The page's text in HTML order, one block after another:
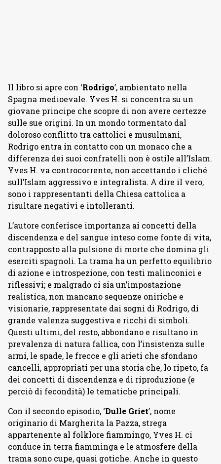
Il libro si apre con ‘Rodrigo’, ambientato nella
Spagna medioevale. Yves H. si concentra su un
giovane principe che scopre di non avere certezze
sulle sue origini. In un mondo tormentato dal
doloroso conflitto tra cattolici e musulmani,
Rodrigo entra in contatto con un monaco che a
differenza dei suoi confratelli non è ostile all’Islam.
Yves H. va controcorrente, non accettando i cliché
sull’Islam aggressivo e integralista. A dire il vero,
sono i rappresentanti della Chiesa cattolica a
risultare negativi e intolleranti.
L’autore conferisce importanza ai concetti della
discendenza e del sangue inteso come fonte di vita,
contrapposto alla pulsione di morte che domina gli
eserciti spagnoli. La trama ha un perfetto equilibrio
di azione e introspezione, con testi malinconici e
riflessivi; e malgrado ci sia un’impostazione
realistica, non mancano sequenze oniriche e
visionarie, rappresentate dai sogni di Rodrigo, di
grande valenza suggestiva e ricchi di simboli.
Questi ultimi, del resto, abbondano e risultano in
prevalenza di natura fallica, con l’insistenza sulle
armi, le spade, le frecce e gli arieti che sfondano
cancelli, appropriati per una storia che, lo ripeto, fa
dei concetti di discendenza e di riproduzione (e
perciò di fecondità) le tematiche principali.
Con il secondo episodio, ‘Dulle Griet’, nome
originario di Margherita la Pazza, strega
appartenente al folklore fiammingo, Yves H. ci
conduce in terra fiamminga e le atmosfere della
trama sono cupe, quasi gotiche. Anche in questo